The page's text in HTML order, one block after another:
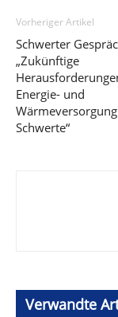
Vorheriger Artikel
Schwerter
„Zukünftige
Energie- und
Schwerte“
Verwandte